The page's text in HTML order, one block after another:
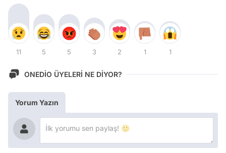
11 5 5 3 2 1 1
ONEDİO ÜYELERİ NE DİYOR?
Yorum Yazın